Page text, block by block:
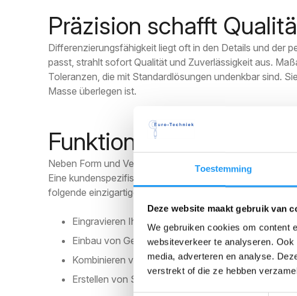
Toestemming
Deze website maakt gebruik van
We gebruiken cookies om content
websiteverkeer te analyseren.
media, adverteren en analyse.
verstrekt of die ze hebben
Präzision schafft
Differenzierungsfähigkeit liegt oft in den Details und der
passt, strahlt sofort Qualität und Zuverlässigkeit aus.
Toleranzen, die mit Standardlösungen undenkbar sind.
Masse überlegen ist.
Funktionale
Neben Form und Verarbeitung können Sie Ihrem
Eine kundenspezifische Form ermöglicht die Integration
folgende einzigartige Ergänzungen:
Eingravieren Ihres Firmenlogos oder Ihrer
Einbau von Gewinden oder Einsätzen während
Kombinieren von Materialien oder Farben mittels
Erstellen von Sollbruchstellen oder